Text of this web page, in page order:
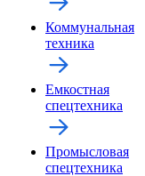
Коммунальная
техника
Емкостная
спецтехника
Промысловая
спецтехника